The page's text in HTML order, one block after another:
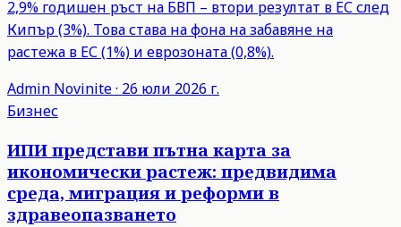
2,9% годишен ръст на БВП – втори резултат в ЕС след
Кипър (3%). Това става на фона на забавяне на
растежа в ЕС (1%) и еврозоната (0,8%).
Admin Novinite· 26 юли 2026 г.
Бизнес
ИПИ представи пътна карта за
икономически растеж: предвидима
среда, миграция и реформи в
здравеопазването